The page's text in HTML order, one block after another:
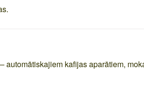
kafijas aparātiem,